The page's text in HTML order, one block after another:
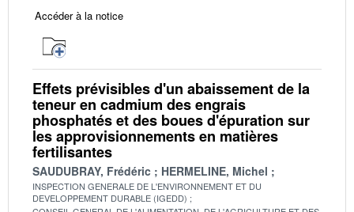
Accéder à la notice
Effets prévisibles d'un abaissement de la
teneur en cadmium des engrais
phosphatés et des boues d'épuration sur
les approvisionnements en matières
fertilisantes
SAUDUBRAY, Frédéric HERMELINE, Michel
INSPECTION GENERALE DE L'ENVIRONNEMENT ET DU
DEVELOPPEMENT DURABLE (IGEDD)